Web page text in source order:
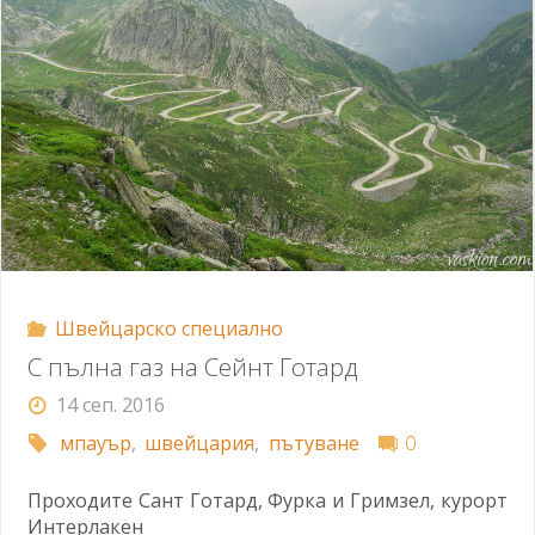
Швейцарско специално
С пълна газ на Сейнт Готард
14 сеп. 2016
мпауър, швейцария, пътуване 0
Проходите Сант Готард, Фурка и Гримзел, курорт
Интерлакен